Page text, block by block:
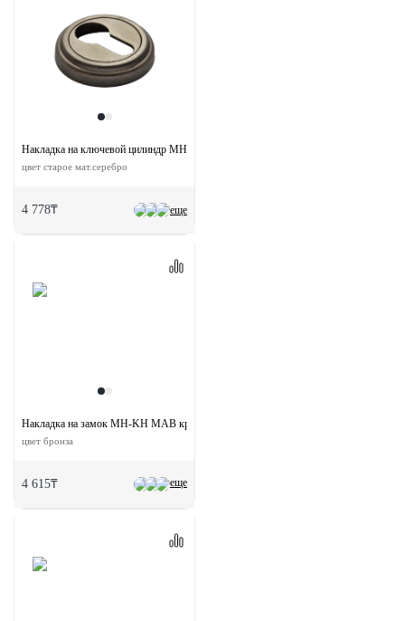
еще
Накладка на ключевой цилиндр MH-KH-CLASSIC OMS круглая
цвет старое мат.серебро
4 778₸
еще
Накладка на замок MH-KH MAB круглая под евроцилиндр
цвет бронза
4 615₸